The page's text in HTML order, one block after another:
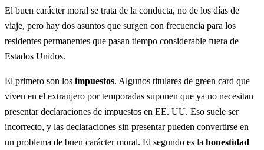
El buen carácter moral se trata de la conducta, no de los días de
viaje, pero hay dos asuntos que surgen con frecuencia para los
residentes permanentes que pasan tiempo considerable fuera de
Estados Unidos.
El primero son los impuestos. Algunos titulares de green card que
viven en el extranjero por temporadas suponen que ya no necesitan
presentar declaraciones de impuestos en EE. UU. Eso suele ser
incorrecto, y las declaraciones sin presentar pueden convertirse en
un problema de buen carácter moral. El segundo es la honestidad